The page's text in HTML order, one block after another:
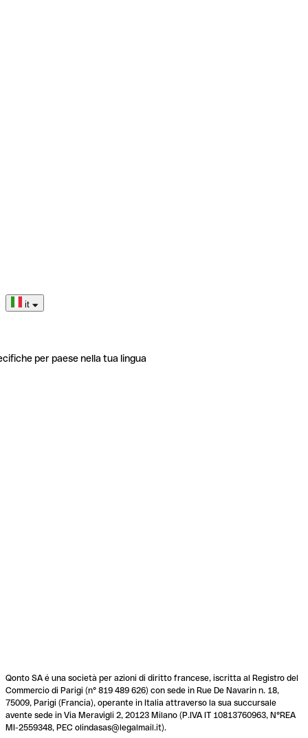
it
per paese nella tua lingua
Qonto SA é una società per azioni di diritto francese, iscritta al Registro del
Commercio di Parigi (n° 819 489 626) con sede in Rue De Navarin n. 18,
75009, Parigi (Francia), operante in Italia attraverso la sua succursale
avente sede in Via Meravigli 2, 20123 Milano (P.IVA IT 10813760963, N°REA
MI-2559348, PEC olindasas@legalmail.it).